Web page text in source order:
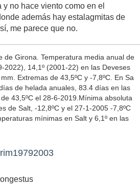
no hace viento como en el
además hay estalagmitas de
me parece que no.
de Girona. Temperatura media anual de
2022), 14,1º (2001-22) en las Deveses
Extremas de 43,5ºC y -7,8ºC. En Sa
de helada anuales, 83.4 días en las
43,5ºC el 28-6-2019.Mínima absoluta
de Salt, -12,8ºC y el 27-1-2005 -7,8ºC
mínimas en Salt y 6,1º en las